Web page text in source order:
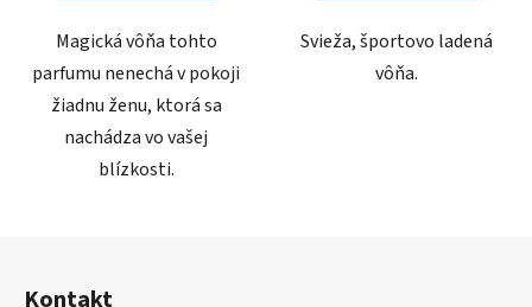
Magická vôňa tohto
parfumu nenechá v pokoji
žiadnu ženu, ktorá sa
nachádza vo vašej
blízkosti.
Svieža, športovo ladená
vôňa.